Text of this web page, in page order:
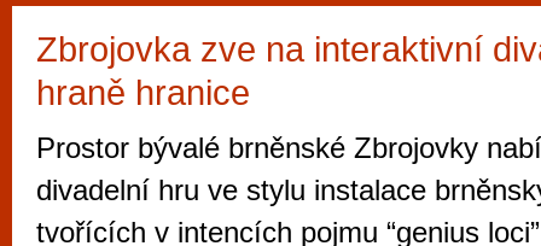
Zbrojovka zve na interaktivní
hraně hranice
Prostor bývalé brněnské Zbrojovky
divadelní hru ve stylu instalace
tvořících v intencích pojmu “genius
Průvodce
Brno je
zajímavé